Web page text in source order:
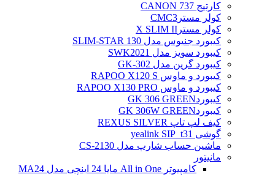
کارتیج 737 CANON
کولر مسترCMC3
کولر مسترX SLIM II
کیبورد جنیوس مدل SLIM-STAR 130
کیبورد سویز مدل SWK2021
کیبورد گرین مدل GK-302
کیبورد و ماوس RAPOO X120 S
کیبورد و ماوس RAPOO X130 PRO
کیبوردGK 306 GREEN
کیبوردGK 306W GREEN
کیف لپ تاپ REXUS SILVER
گوشی yealink SIP_t31
ماشین حساب شارپ مدل CS-2130
مانیتور
کامپیوتر All in One مایا 24 اینچی مدل MA24